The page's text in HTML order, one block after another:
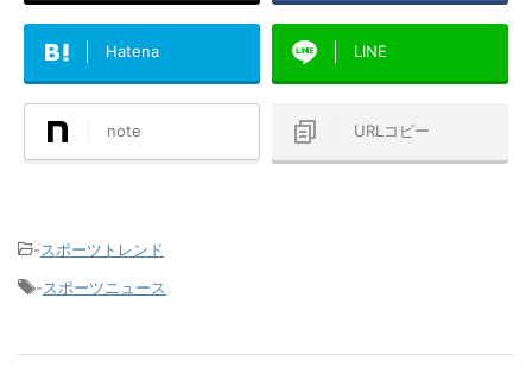
Hatena LINE
note URLコピー
-スポーツトレンド
-スポーツニュース